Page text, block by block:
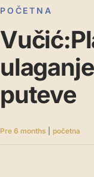
POČETNA
puteve
Pre 6 months početna